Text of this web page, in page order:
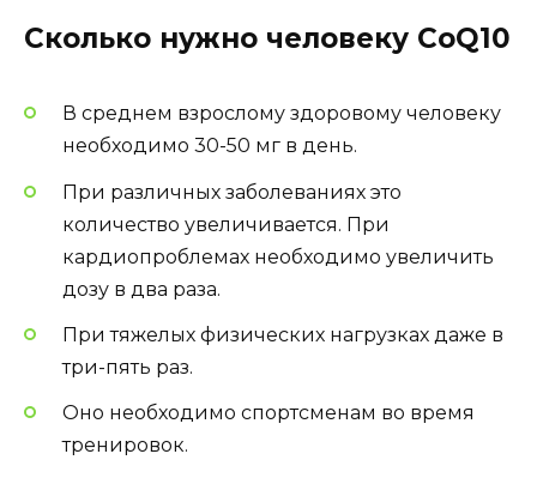
Сколько нужно человеку CoQ10
В среднем взрослому здоровому человеку
необходимо 30-50 мг в день.
При различных заболеваниях это
количество увеличивается. При
кардиопроблемах необходимо увеличить
дозу в два раза.
При тяжелых физических нагрузках даже в
три-пять раз.
Оно необходимо спортсменам во время
тренировок.